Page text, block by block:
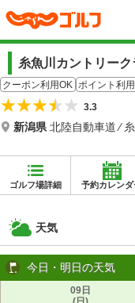
糸魚川カントリーク
クーポン利用OK ポイント利
3.3
新潟県 北陸自動車道 ⁄
ゴルフ場詳細 予約カレンダ
天気
今日・明日の天気
09日